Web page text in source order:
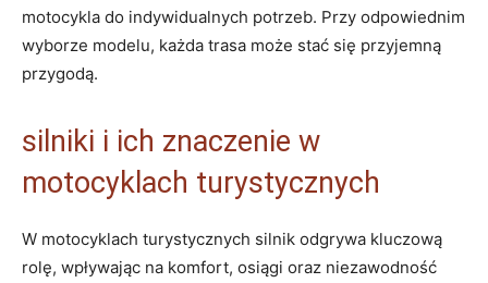
motocykla do indywidualnych potrzeb. Przy odpowiednim
wyborze modelu, każda trasa może stać się przyjemną
przygodą.
silniki i ich znaczenie w
motocyklach turystycznych
W motocyklach turystycznych silnik odgrywa kluczową
rolę, wpływając na komfort, osiągi oraz niezawodność